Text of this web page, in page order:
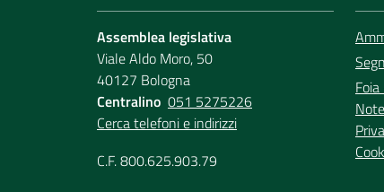
Assemblea legislativa
Viale Aldo Moro, 50
40127 Bologna
Centralino 051 5275226
Cerca telefoni e indirizzi
C.F. 800.625.903.79